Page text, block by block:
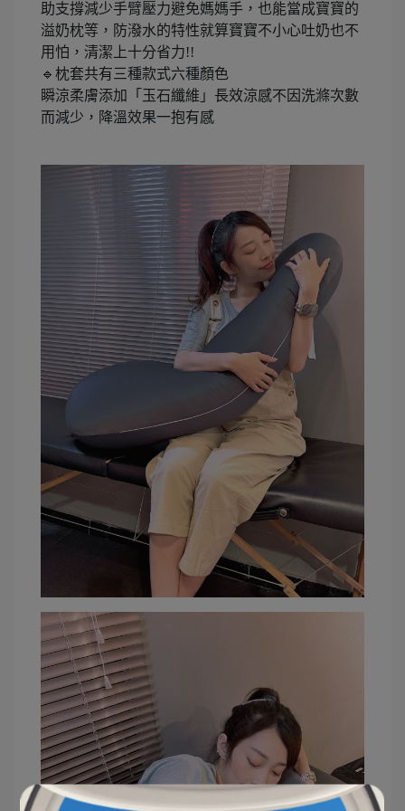
助支撐減少手臂壓力避免媽媽手，也能當成寶寶的
溢奶枕等，防潑水的特性就算寶寶不小心吐奶也不
用怕，清潔上十分省力!!
🔹枕套共有三種款式六種顏色
瞬涼柔膚添加「玉石纖維」長效涼感不因洗滌次數
而減少，降溫效果一抱有感